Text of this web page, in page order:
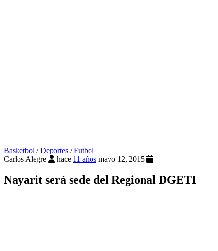
Basketbol /Deportes /Futbol
Carlos Alegre
hace 11 años mayo 12, 2015
Nayarit será sede del Regional DGETI